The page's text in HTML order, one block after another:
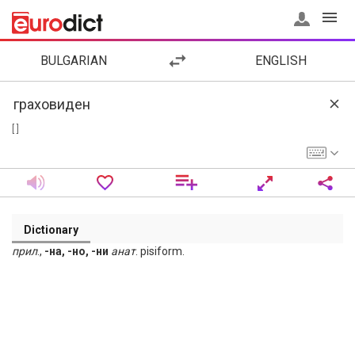
BULGARIAN ENGLISH
Dictionary
прил., -на, -но, -ни анат. pisiform.